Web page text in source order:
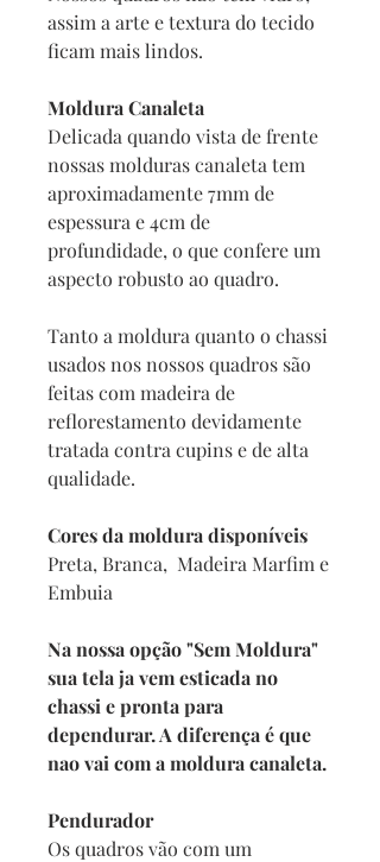
assim a arte e textura do tecido
ficam mais lindos.
Moldura Canaleta
Delicada quando vista de frente
nossas molduras canaleta tem
aproximadamente 7mm de
espessura e 4cm de
profundidade, o que confere um
aspecto robusto ao quadro.
Tanto a moldura quanto o chassi
usados nos nossos quadros são
feitas com madeira de
reflorestamento devidamente
tratada contra cupins e de alta
qualidade.
Cores da moldura disponíveis
Preta, Branca, Madeira Marfim e
Embuia
Na nossa opção "Sem Moldura"
sua tela ja vem esticada no
chassi e pronta para
dependurar. A diferença é que
nao vai com a moldura canaleta.
Pendurador
Os quadros vão com um